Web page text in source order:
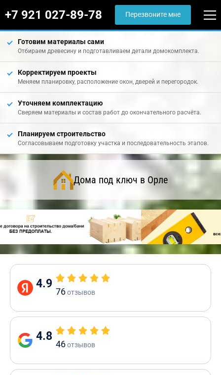
+7 921 027-89-78 Перезвоните мне
Готовим материалы сами
Отбираем древесину и подготавливаем детали домокомплекта.
Корректируем проекты
Меняем планировку, расположение окон, дверей и перегородок.
Уточняем комплектацию
Сверяем материалы и состав работ до окончательного расчёта.
Планируем строительство
Согласовываем подготовку участка и последовательность этапов.
Дома под ключ в Орле
4.9
76отзывов
4.8
46отзывов